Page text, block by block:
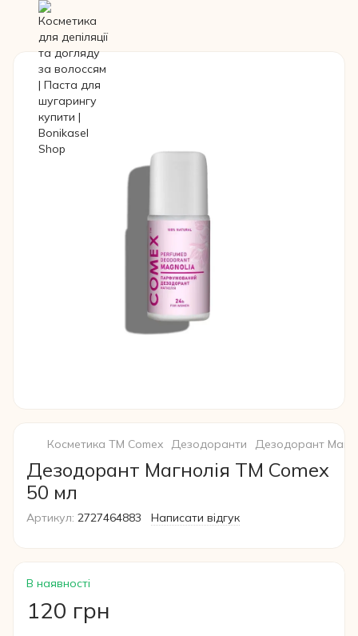
Косметика ТМ Comex Дезодоранти Дезодорант
Дезодорант Магнолія ТМ Comex
50 мл
Артикул: 2727464883 Написати відгук
В наявності
120 грн